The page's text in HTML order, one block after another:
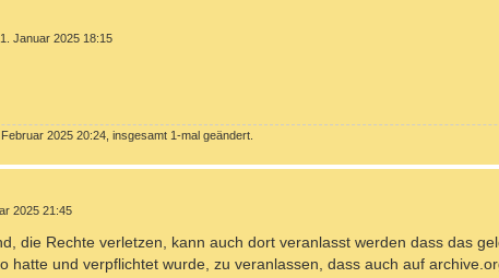
Januar 2025 18:15
2025 20:24, insgesamt 1-mal geändert.
2025 21:45
die Rechte verletzen, kann auch dort veranlasst werden dass das
hatte und verpflichtet wurde, zu veranlassen, dass auch auf